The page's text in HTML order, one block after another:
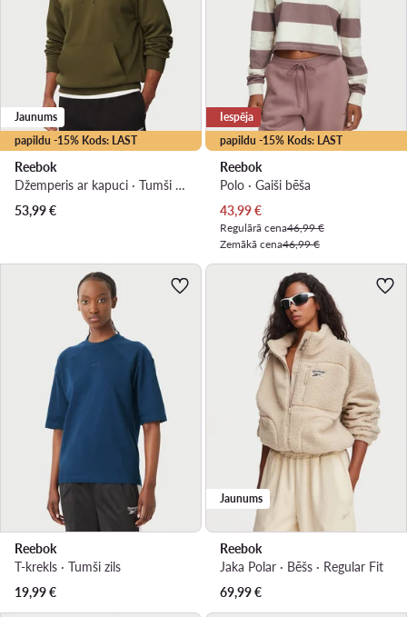
papildu -15% Kods: LAST
Jaunums
Reebok
Džemperis ar kapuci · Tumši zaļa
53,99€
papildu -15% Kods: LAST
Iespēja
Reebok
Polo · Gaiši bēša
Pašreizējā cena
43,99€
Regulārā cena46,99 €
Zemākā cena46,99 €
Reebok
T-krekls · Tumši zils
19,99€
Jaunums
Reebok
Jaka Polar · Bēšs · Regular Fit
69,99€